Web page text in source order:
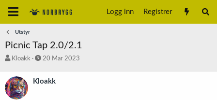
Logg inn Registrer
Utstyr
Picnic Tap 2.0/2.1
T
å
d
s
Kloakk
S
r
20 Mar 2023
Kloakk